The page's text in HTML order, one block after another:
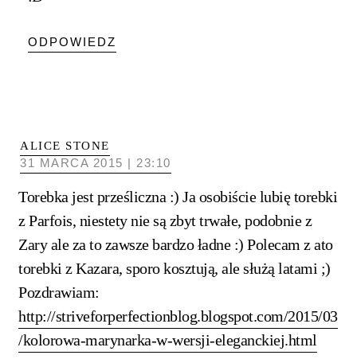
ODPOWIEDZ
ALICE STONE
31 MARCA 2015 | 23:10
Torebka jest prześliczna :) Ja osobiście lubię torebki
z Parfois, niestety nie są zbyt trwałe, podobnie z
Zary ale za to zawsze bardzo ładne :) Polecam z ato
torebki z Kazara, sporo kosztują, ale służą latami ;)
Pozdrawiam:
http://striveforperfectionblog.blogspot.com/2015/03
/kolorowa-marynarka-w-wersji-eleganckiej.html